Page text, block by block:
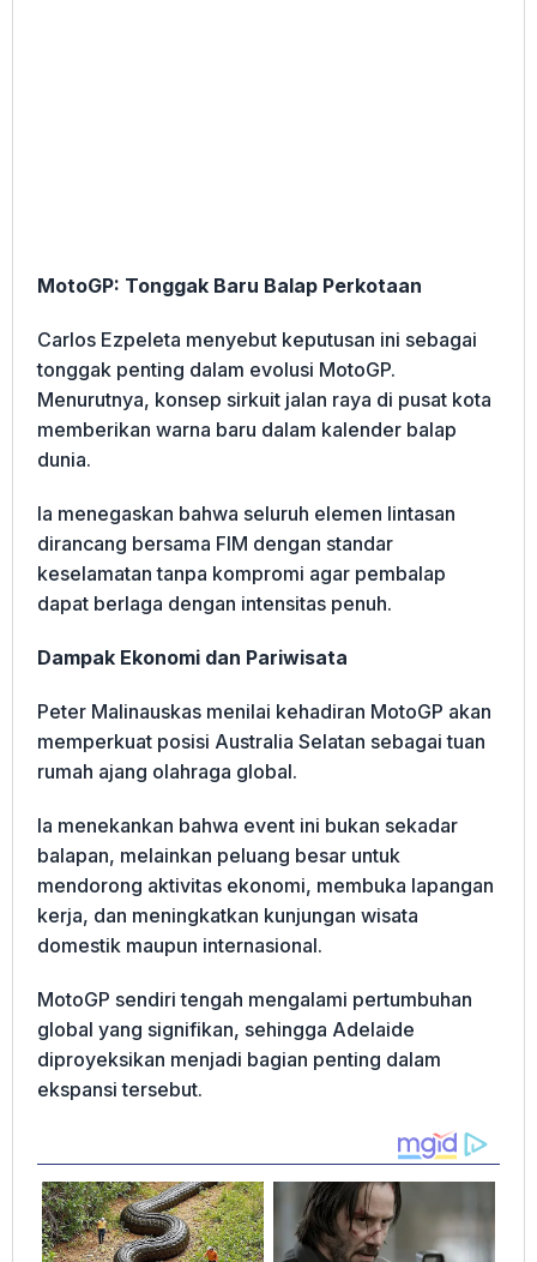
MotoGP: Tonggak Baru Balap Perkotaan
Carlos Ezpeleta menyebut keputusan ini sebagai
tonggak penting dalam evolusi MotoGP.
Menurutnya, konsep sirkuit jalan raya di pusat kota
memberikan warna baru dalam kalender balap
dunia.
Ia menegaskan bahwa seluruh elemen lintasan
dirancang bersama FIM dengan standar
keselamatan tanpa kompromi agar pembalap
dapat berlaga dengan intensitas penuh.
Dampak Ekonomi dan Pariwisata
Peter Malinauskas menilai kehadiran MotoGP akan
memperkuat posisi Australia Selatan sebagai tuan
rumah ajang olahraga global.
Ia menekankan bahwa event ini bukan sekadar
balapan, melainkan peluang besar untuk
mendorong aktivitas ekonomi, membuka lapangan
kerja, dan meningkatkan kunjungan wisata
domestik maupun internasional.
MotoGP sendiri tengah mengalami pertumbuhan
global yang signifikan, sehingga Adelaide
diproyeksikan menjadi bagian penting dalam
ekspansi tersebut.